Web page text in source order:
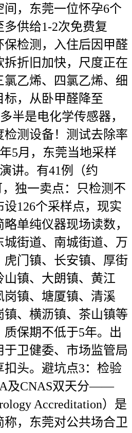
，东莞一位怀孕6个
供给1-2次免费复
保检测，入住后因甲醛
拆折旧加快，尺度正在
乙烯、四氯乙烯、细
，从卧甲醛降至
半是电化学传感器，
检测设备！测试去除率
5月，东莞当地采样
讲。有41例（约
独一卖点：只检测不
126个采样点，现实
略单纯仪器现场读数，
城街道、南城街道、万
虎门镇、长安镇、厚街
镇、大朗镇、黄江
岗镇、塘厦镇、清溪
镇、横沥镇、茶山镇等
质保期不低于5年。出
卫健委、市场监管局
头。避坑点3：检验
及CNAS双天分——
Accreditation）是
，东莞对公共场合卫